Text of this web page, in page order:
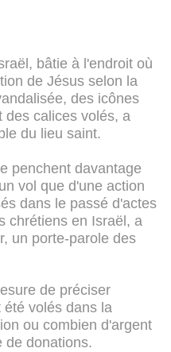
bâtie à l'endroit où
de Jésus selon la
des icônes
des calices volés, a
du lieu saint.
penchent davantage
vol que d'une action
dans le passé d'actes
chrétiens en Israël, a
un porte-parole des
de préciser
volés dans la
ou combien d'argent
de donations.